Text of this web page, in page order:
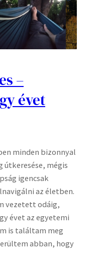
–
évet
minden bizonnyal
útkeresése, mégis
igencsak
az életben.
vezetett odáig,
évet az egyetemi
is találtam meg
abban, hogy